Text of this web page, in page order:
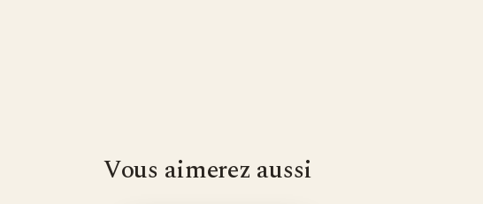
Vous aimerez aussi